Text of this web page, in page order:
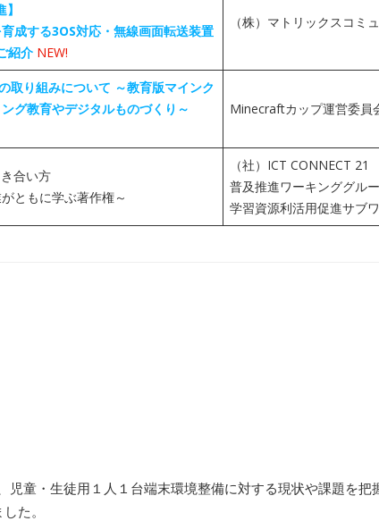
成する3OS対応・無線画面転送装置
紹介 NEW!
（株）マトリックスコミ
取り組みについて ～教育版マインク
グ教育やデジタルものづくり～
Minecraftカップ運営委員
合い方
ともに学ぶ著作権～
（社）ICT CONNECT 21
普及推進ワーキンググル
学習資源利活用促進サブ
童・生徒用１人１台端末環境整備に対する現状や課題を把
た。